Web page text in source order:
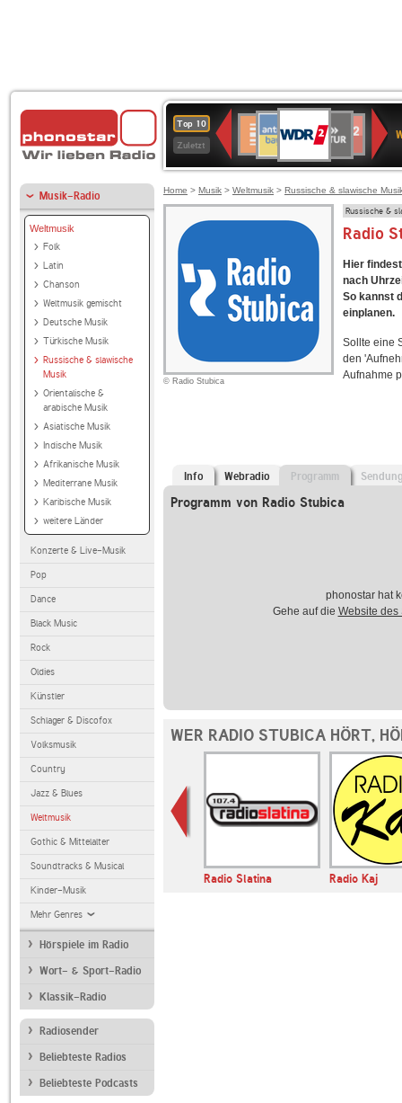
Top 10
Zuletzt
Deutschlandfunk
90er
OLDIE
ANTENNE
4
KLASSIK
Deutschlandfunk
KulturBAYERN
2
Kultur
NDR
2
Musik-Radio
Weltmusik
Folk
Latin
Chanson
Weltmusik gemischt
Deutsche Musik
Türkische Musik
Russische & slawische
Musik
Orientalische &
arabische Musik
Asiatische Musik
Indische Musik
Afrikanische Musik
Mediterrane Musik
Karibische Musik
weitere Länder
Konzerte & Live-Musik
Pop
Dance
Black Music
Rock
Oldies
Künstler
Schlager & Discofox
Volksmusik
Country
Jazz & Blues
Weltmusik
Gothic & Mittelalter
Soundtracks & Musical
Kinder-Musik
Mehr Genres
Hörspiele im Radio
Wort- & Sport-Radio
Klassik-Radio
Radiosender
Beliebteste Radios
Beliebteste Podcasts
Home > Musik > Weltmusik > Russische & slawische
© Radio Stubica
Russische &
Radio
Hier
nach
So kannst
einplanen.
Sollte eine
den
Aufnahme
Info Webradio Programm
Programm von Radio Stubica
phonostar hat
Gehe auf die Website des
WER RADIO STUBICA HÖRT,
Radio Slatina Radio Kaj